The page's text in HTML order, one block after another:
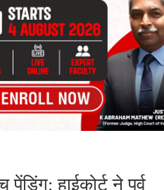
हाईकोर्ट ने पूर्व